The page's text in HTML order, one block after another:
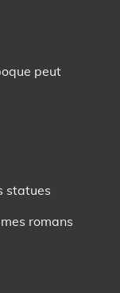
peut
statues
romans